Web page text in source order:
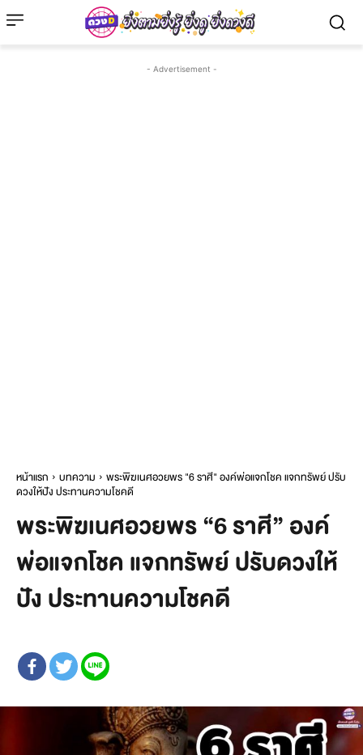
- Advertisement -
หน้าแรก บทความ
พระพิฆเนศอวยพร "6 ราศี" องค์พ่อแจกโชค แจกทรัพย์ ปรับ
ดวงให้ปัง ประทานความโชคดี
พระพิฆเนศอวยพร “6 ราศี” องค์
พ่อแจกโชค แจกทรัพย์ ปรับดวงให้
ปัง ประทานความโชคดี